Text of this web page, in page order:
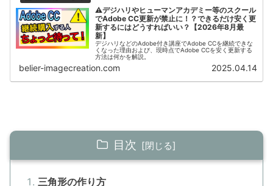
⚠デジハリやヒューマンアカデミー等のスクール
でAdobe CC更新が禁止に！？できるだけ安く更
新するにはどうすればいい？【2026年8月最
新】
デジハリなどのAdobe付き講座でAdobe CCを継続できな
くなった理由および、現時点でAdobe CCを安く更新する
方法は何かを解説。
belier-imagecreation.com 2025.04.14
目次
三角形の作り方